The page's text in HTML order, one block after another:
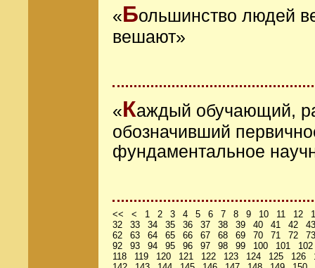
«Большинство людей
вешают»
«Каждый обучающий,
обозначивший
фундаментальное
<< < 1 2 3 4 5 6 7 8 9 10 11 12
32
33 34 35 36 37 38 39 40 41 42
43
62
63 64 65 66 67 68 69 70 71 72
73
92
93 94 95 96 97 98 99 100 101
102
118
119 120 121 122 123 124 125 126